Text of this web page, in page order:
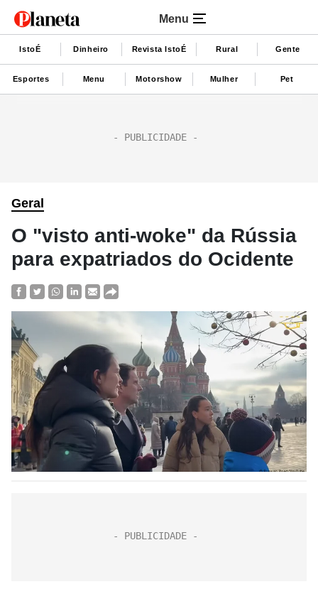
Menu
IstoÉ Dinheiro Revista IstoÉ Rural Gente
Esportes Menu Motorshow Mulher Pet
Geral
O "visto anti-woke" da Rússia
para expatriados do Ocidente